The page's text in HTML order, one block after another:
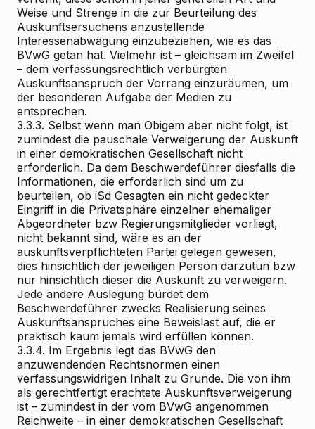
Weise und Strenge in die zur Beurteilung des
Auskunftsersuchens anzustellende
Interessenabwägung einzubeziehen, wie es das
BVwG getan hat. Vielmehr ist – gleichsam im Zweifel
– dem verfassungsrechtlich verbürgten
Auskunftsanspruch der Vorrang einzuräumen, um
der besonderen Aufgabe der Medien zu
entsprechen.
3.3.3. Selbst wenn man Obigem aber nicht folgt, ist
zumindest die pauschale Verweigerung der Auskunft
in einer demokratischen Gesellschaft nicht
erforderlich. Da dem Beschwerdeführer diesfalls die
Informationen, die erforderlich sind um zu
beurteilen, ob iSd Gesagten ein nicht gedeckter
Eingriff in die Privatsphäre einzelner ehemaliger
Abgeordneter bzw Regierungsmitglieder vorliegt,
nicht bekannt sind, wäre es an der
auskunftsverpflichteten Partei gelegen gewesen,
dies hinsichtlich der jeweiligen Person darzutun bzw
nur hinsichtlich dieser die Auskunft zu verweigern.
Jede andere Auslegung bürdet dem
Beschwerdeführer zwecks Realisierung seines
Auskunftsanspruches eine Beweislast auf, die er
praktisch kaum jemals wird erfüllen können.
3.3.4. Im Ergebnis legt das BVwG den
anzuwendenden Rechtsnormen einen
verfassungswidrigen Inhalt zu Grunde. Die von ihm
als gerechtfertigt erachtete Auskunftsverweigerung
ist – zumindest in der vom BVwG angenommen
Reichweite – in einer demokratischen Gesellschaft